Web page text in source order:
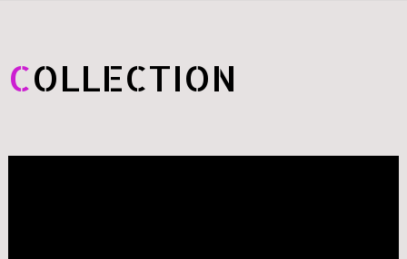
COLLECTION